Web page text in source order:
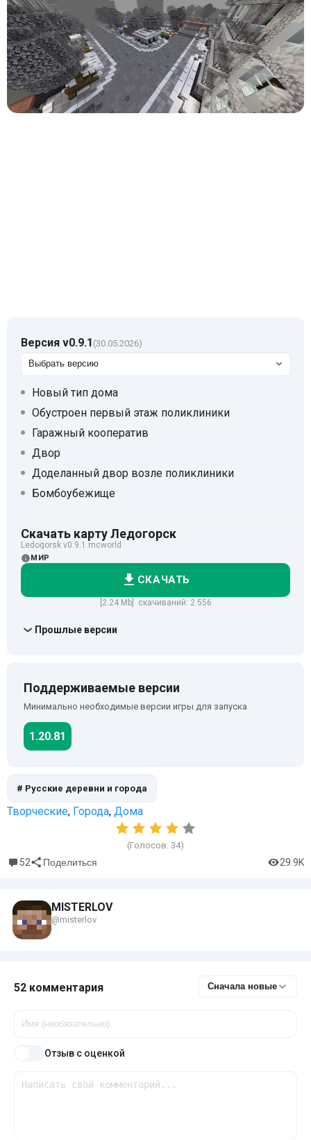
Версия v0.9.1 (30.05.2026)
Новый тип дома
Обустроен первый этаж поликлиники
Гаражный кооператив
Двор
Доделанный двор возле поликлиники
Бомбоубежище
Скачать карту Ледогорск
Ledogorsk v0.9.1.mcworld
МИР
СКАЧАТЬ
[2.24 Mb] скачиваний: 2 556
Прошлые версии
Поддерживаемые версии
Минимально необходимые версии игры для запуска
1.20.81
# Русские деревни и города
Творческие, Города, Дома
(Голосов: 34)
52 Поделиться 29.9K
MISTERLOV
@misterlov
52 комментария Сначала новые
Отзыв с оценкой